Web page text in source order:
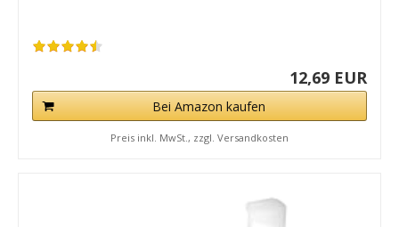
12,69 EUR
Bei Amazon kaufen
Preis inkl. MwSt., zzgl. Versandkosten